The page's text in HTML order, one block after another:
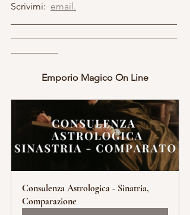
Scrivimi: email.
Emporio Magico On Line
Consulenza Astrologica - Sinatria,
Comparazione